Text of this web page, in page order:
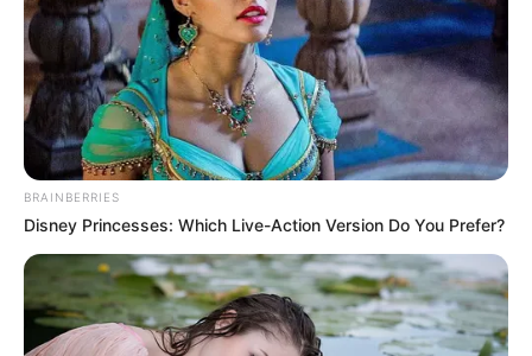
Θάλασσα, pexels
Δεν πίστευαν με αυτό που έβλεπαν στα
μάτια τους – Ένα θεόρατο καλαμάρι
έβγαλαν μέσα από τη θάλασσα
Στο Πευκί της Βόρειας Εύβοιας, ένας ψαράς
ήρθε αντιμέτωπος με ένα από τα πιο απίθανα
θεάματα που έχει καταγράψει η κάμερα.
BRAINBERRIES
Disney Princesses: Which Live-Action Version Do You Prefer?